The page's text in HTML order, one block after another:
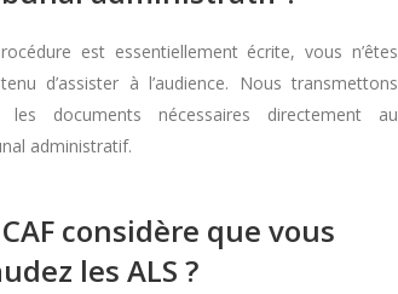
est essentiellement écrite, vous n’êtes
d’assister à l’audience. Nous transmettons
les documents nécessaires directement au
administratif.
considère que vous
les ALS ?